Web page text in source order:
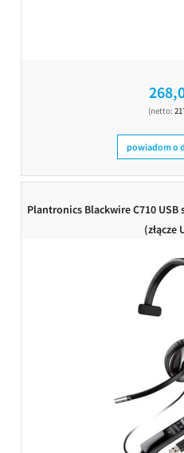
(netto:
powiadom o
Plantronics Blackwire C710
(złącze